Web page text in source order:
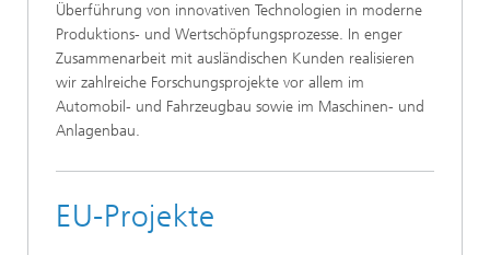
Überführung von innovativen Technologien in moderne
Produktions- und Wertschöpfungsprozesse. In enger
Zusammenarbeit mit ausländischen Kunden realisieren
wir zahlreiche Forschungsprojekte vor allem im
Automobil- und Fahrzeugbau sowie im Maschinen- und
Anlagenbau.
EU-Projekte